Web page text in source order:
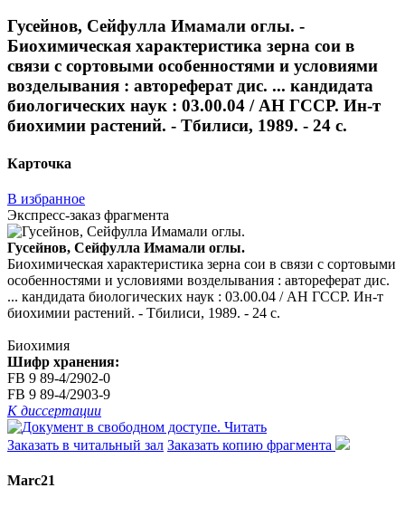
Гусейнов, Сейфулла Имамали оглы. -
Биохимическая характеристика зерна сои в
связи с сортовыми особенностями и условиями
возделывания : автореферат дис. ... кандидата
биологических наук : 03.00.04 / АН ГССР. Ин-т
биохимии растений. - Тбилиси, 1989. - 24 с.
Карточка
В избранное
Экспресс-заказ фрагмента
Гусейнов, Сейфулла Имамали оглы.
Биохимическая характеристика зерна сои в связи с сортовыми
особенностями и условиями возделывания : автореферат дис.
... кандидата биологических наук : 03.00.04 / АН ГССР. Ин-т
биохимии растений. - Тбилиси, 1989. - 24 с.
Биохимия
Шифр хранения:
FB 9 89-4/2902-0
FB 9 89-4/2903-9
К диссертации
Читать
Заказать в читальный зал Заказать копию фрагмента
Marc21